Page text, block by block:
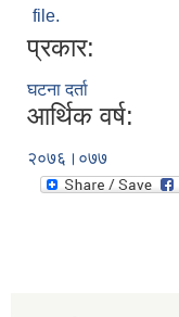
file.
प्रकार:
घटना दर्ता
आर्थिक वर्ष:
२०७६।०७७